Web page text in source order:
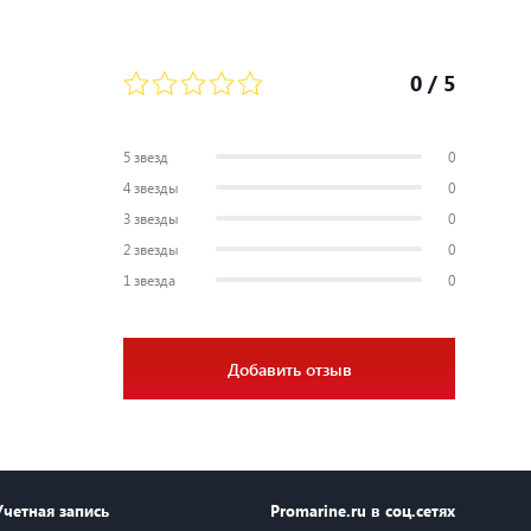
0 / 5
5 звезд
0
4 звезды
0
3 звезды
0
2 звезды
0
1 звезда
0
Добавить отзыв
запись Promarine.ru в соц.сетях